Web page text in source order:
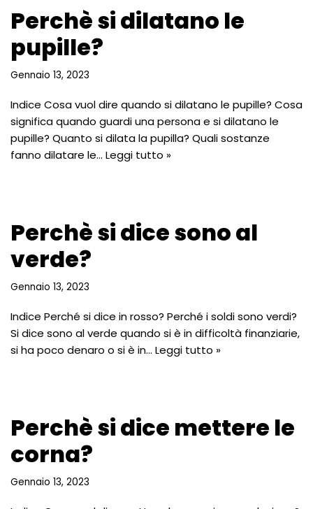
Perchè si dilatano le
pupille?
Gennaio 13, 2023
Indice Cosa vuol dire quando si dilatano le pupille? Cosa
significa quando guardi una persona e si dilatano le
pupille? Quanto si dilata la pupilla? Quali sostanze
fanno dilatare le… Leggi tutto »
Perchè si dice sono al
verde?
Gennaio 13, 2023
Indice Perché si dice in rosso? Perché i soldi sono verdi?
Si dice sono al verde quando si è in difficoltà finanziarie,
si ha poco denaro o si è in… Leggi tutto »
Perchè si dice mettere le
corna?
Gennaio 13, 2023